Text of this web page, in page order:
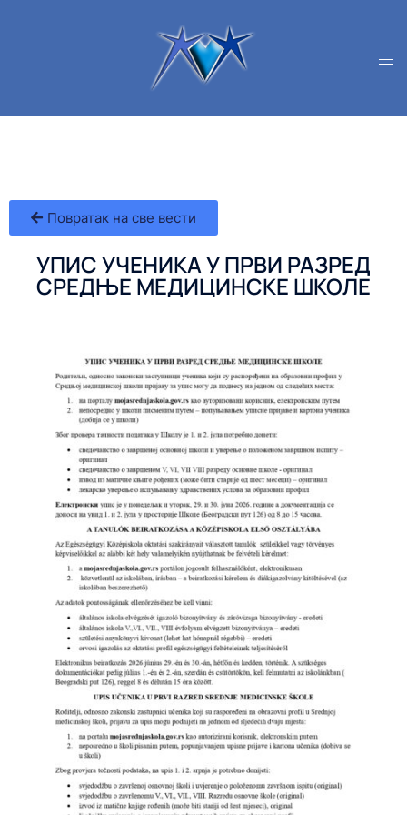
Повратак на све вести
УПИС УЧЕНИКА У ПРВИ РАЗРЕД
СРЕДЊЕ МЕДИЦИНСКЕ ШКОЛЕ